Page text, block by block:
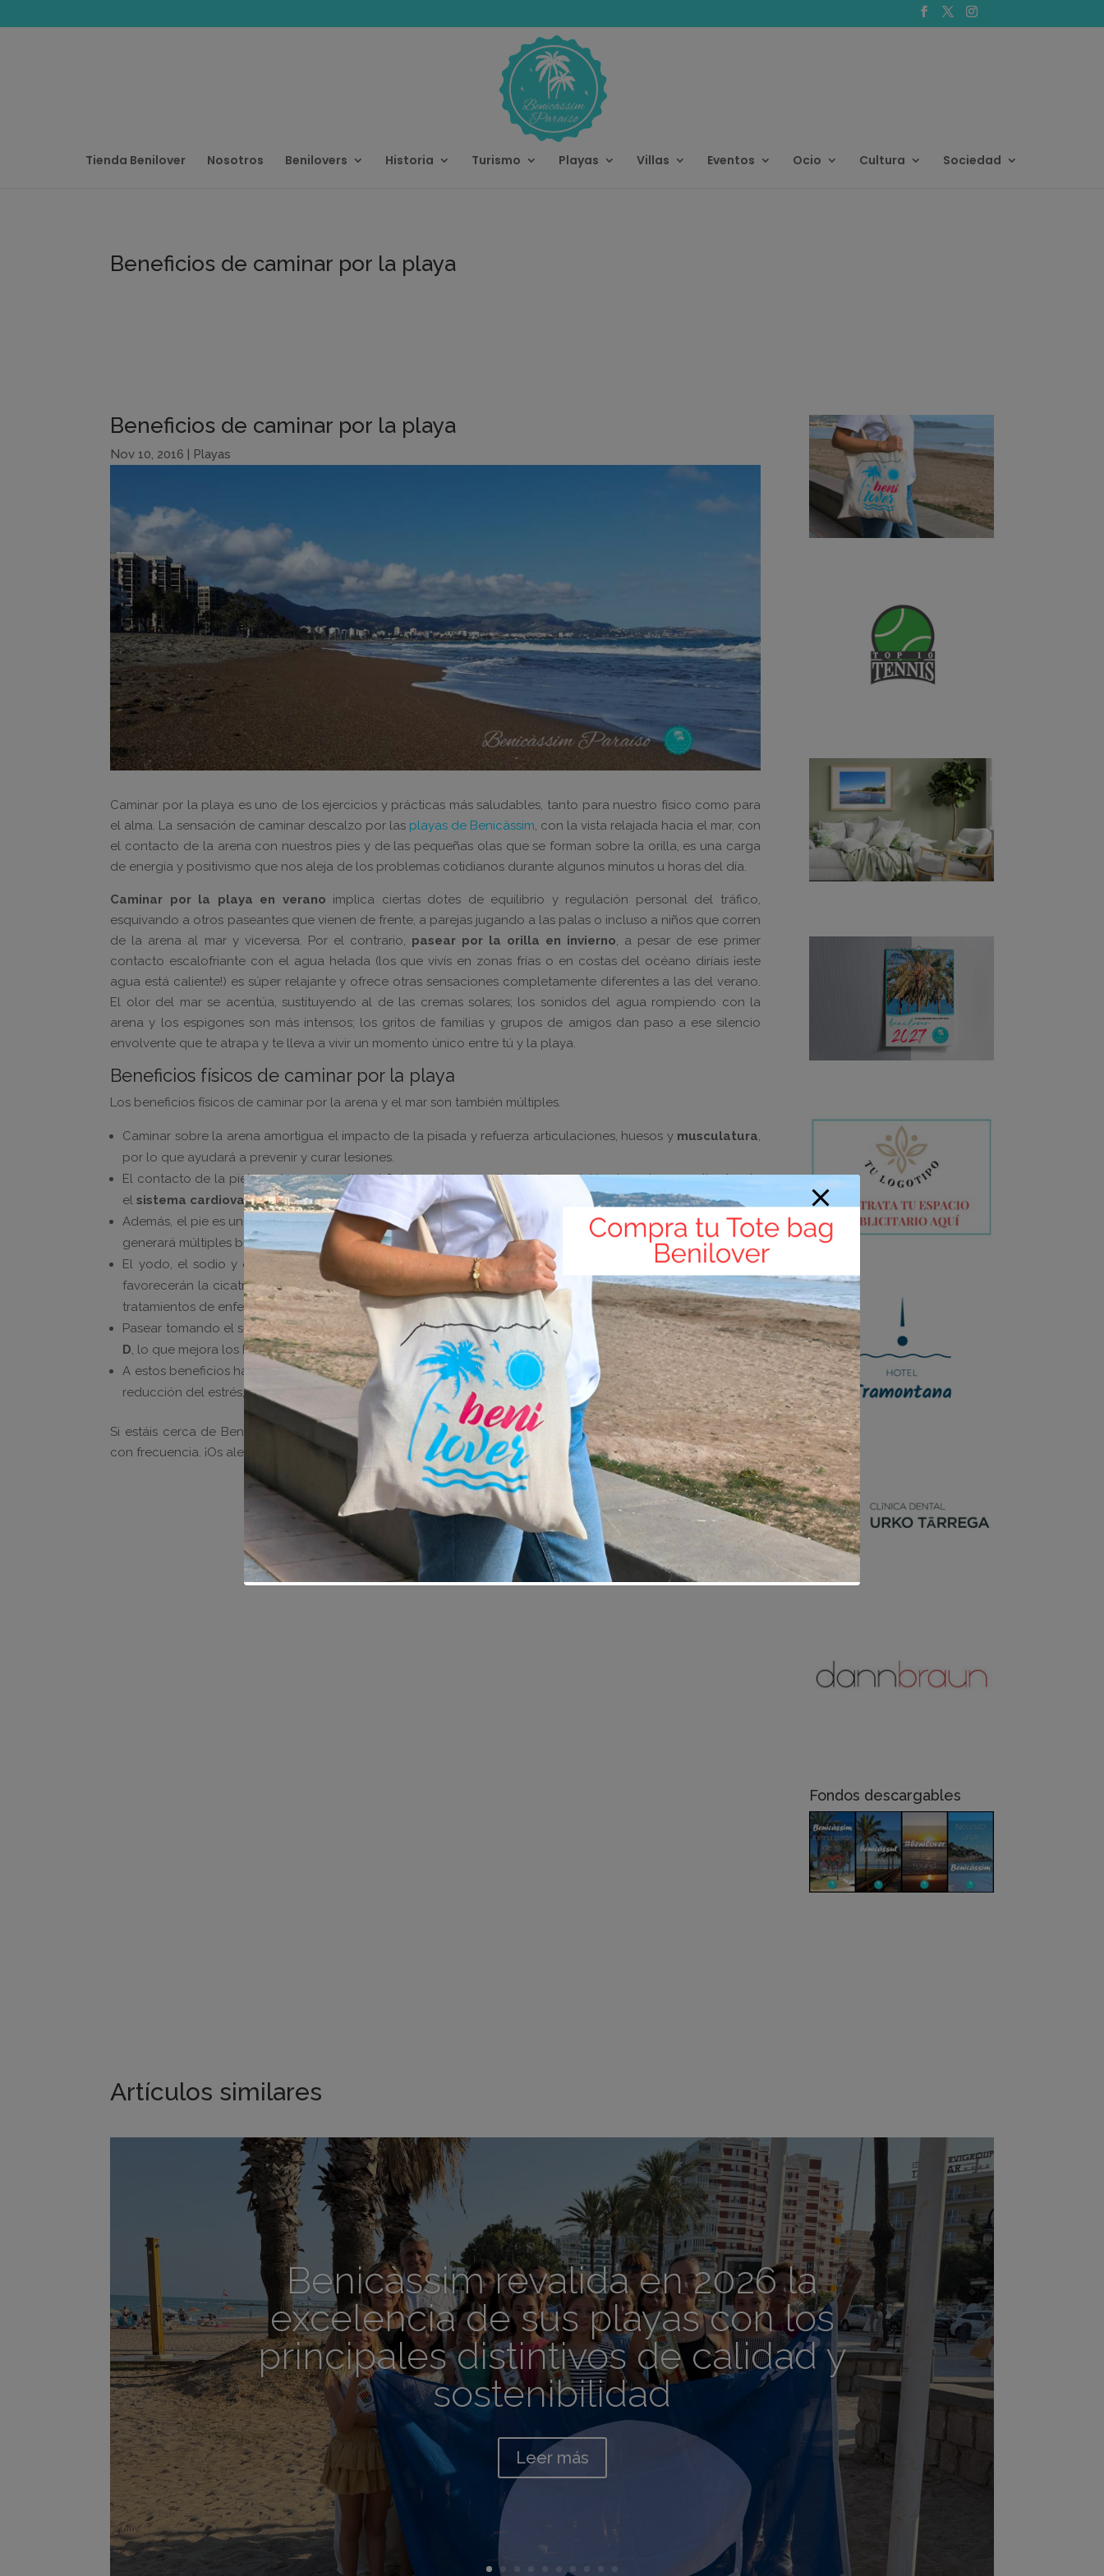
Tienda Benilover Nosotros Benilovers Historia Turismo Playas Villas Eventos Ocio Cultura Sociedad
Beneficios de caminar por la playa
Beneficios de caminar por la playa
Nov 10, 2016 | Playas
Caminar por la playa es uno de los ejercicios y prácticas más saludables, tanto para nuestro físico como para
el alma. La sensación de caminar descalzo por las playas de Benicàssim, con la vista relajada hacia el mar, con
el contacto de la arena con nuestros pies y de las pequeñas olas que se forman sobre la orilla, es una carga
de energía y positivismo que nos aleja de los problemas cotidianos durante algunos minutos u horas del día.
Caminar por la playa en verano implica ciertas dotes de equilibrio y regulación personal del tráfico,
esquivando a otros paseantes que vienen de frente, a parejas jugando a las palas o incluso a niños que corren
de la arena al mar y viceversa. Por el contrario, pasear por la orilla en invierno, a pesar de ese primer
contacto escalofriante con el agua helada (los que vivís en zonas frías o en costas del océano diríais ¡este
agua está caliente!) es súper relajante y ofrece otras sensaciones completamente diferentes a las del verano.
El olor del mar se acentúa, sustituyendo al de las cremas solares; los sonidos del agua rompiendo con la
arena y los espigones son más intensos; los gritos de familias y grupos de amigos dan paso a ese silencio
envolvente que te atrapa y te lleva a vivir un momento único entre tú y la playa.
Beneficios físicos de caminar por la playa
Los beneficios físicos de caminar por la arena y el mar son también múltiples.
Caminar sobre la arena amortigua el impacto de la pisada y refuerza articulaciones, huesos y musculatura,
por lo que ayudará a prevenir y curar lesiones.
El contacto de la piel con la arena activa el flujo sanguíneo, evitando la aparición de varices, y estimulando
elsistema cardiovascular, lo que oxigena todo nuestro cuerpo.
Además, el pie es una de las zonas del cuerpo con mayores terminaciones nerviosas, por lo que estimularlas
generará múltiples beneficios y mejoras endolencias de músculos u otros órganos.
El yodo, el sodio y otros minerales delagua del mar
, en contacto con la piel y con nuestros pulmones
favorecerán la cicatrización de heridas, la eliminación de toxinas y la regeneración celular. Múltiples son los
tratamientos de enfermedades o lesiones que incluyen paseos o baños en el mar.
Pasear tomando el sol (conviene protección solar para la piel también en invierno) también aportavitamina
D, lo que mejora los huesos gracias a la absorción de calcio y fósforo.
A estos beneficios hay que añadirles muchos más, como bajadas de peso gracias a que se queman calorías,
reducción del estrés, reducción del insomnio, y en definitiva unagran mejora del estado de ánimo .
Si estáis cerca de Benicàssim o de cualquier zona de costa, os recomendamos realizar paseos por la playa
con frecuencia. ¡Os alegrarán la vida!
Fondos descargables
Artículos similares
Benicàssim revalida en 2026 la
excelencia de sus playas con los
principales distintivos de calidad y
sostenibilidad
Leer más